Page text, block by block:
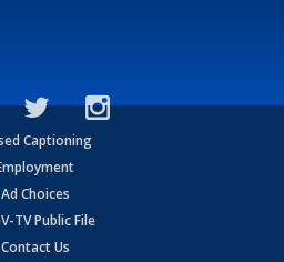
Captioning
Ad Choices
TV Public File
Contact Us